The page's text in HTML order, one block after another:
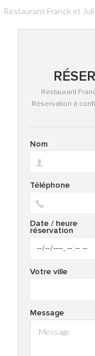
Restaurant Franck et
Restaurant
Réservation à
Nom
Téléphone
Date / heure
réservation
Votre ville
Message